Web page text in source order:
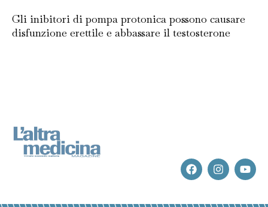
Gli inibitori di pompa protonica possono causare
disfunzione erettile e abbassare il testosterone